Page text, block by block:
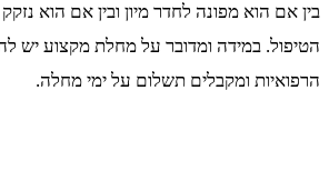
בין אם הוא מפונה לחדר מיון ובין אם הוא
הרפואיות ומקבלים תשלום על ימי מחלה.